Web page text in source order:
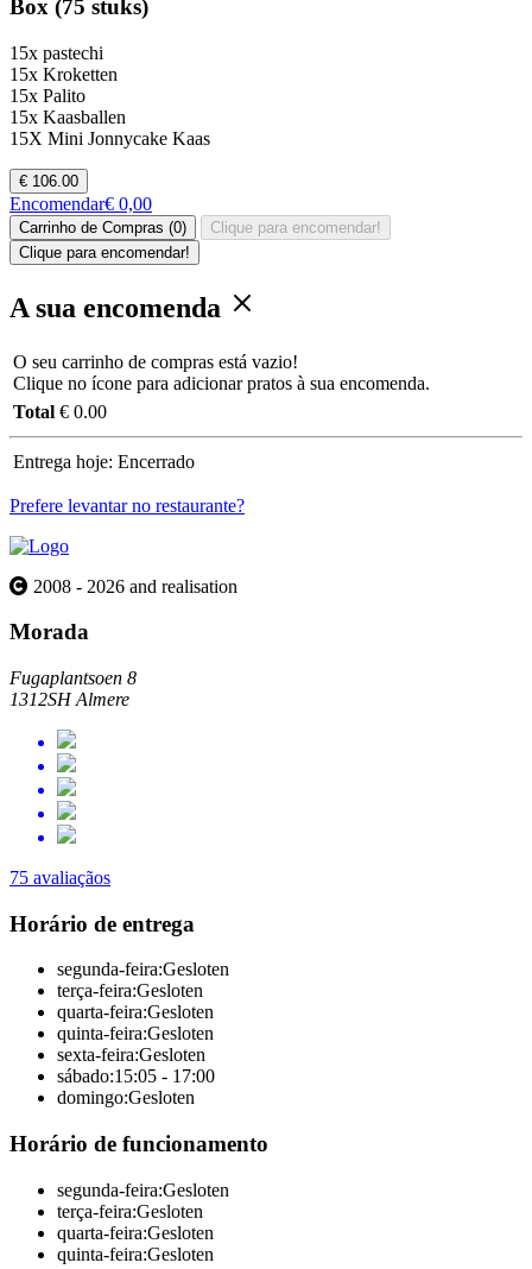
Box (75 stuks)
15x pastechi
15x Kroketten
15x Palito
15x Kaasballen
15X Mini Jonnycake Kaas
€ 106.00
Encomendar€ 0,00
Carrinho de Compras (0)
Clique para encomendar!
Clique para encomendar!
A sua encomenda
O seu carrinho de compras está vazio!
Clique no ícone para adicionar pratos à sua encomenda.
Total € 0.00
Entrega hoje: Encerrado
Prefere levantar no restaurante?
2008 - 2026 and realisation
Morada
Fugaplantsoen 8
1312SH Almere
75 avaliaçãos
Horário de entrega
segunda-feira:Gesloten
terça-feira:Gesloten
quarta-feira:Gesloten
quinta-feira:Gesloten
sexta-feira:Gesloten
sábado:15:05 - 17:00
domingo:Gesloten
Horário de funcionamento
segunda-feira:Gesloten
terça-feira:Gesloten
quarta-feira:Gesloten
quinta-feira:Gesloten